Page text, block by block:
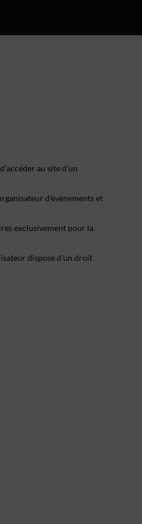
au site d’un
d’évènements et
exclusivement pour la
dispose d'un droit